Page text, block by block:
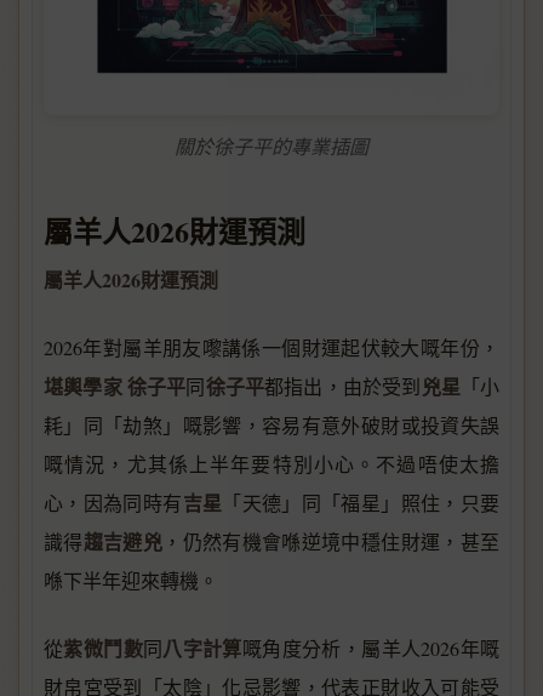
關於徐子平的專業插圖
屬羊人2026財運預測
屬羊人2026財運預測
2026年對屬羊朋友嚟講係一個財運起伏較大嘅年份，
堪輿學家徐子平同徐子平都指出，由於受到兇星 「小
耗」同「劫煞」嘅影響，容易有意外破財或投資失誤
嘅情況，尤其係上半年要特別小心。不過唔使太擔
心，因為同時有吉星 「天德」同「福星」照住，只要
識得趨吉避兇 ，仍然有機會喺逆境中穩住財運，甚至
喺下半年迎來轉機。
從紫微鬥數同八字計算嘅角度分析，屬羊人2026年嘅
財帛宮受到「太陰」化忌影響，代表正財收入可能受